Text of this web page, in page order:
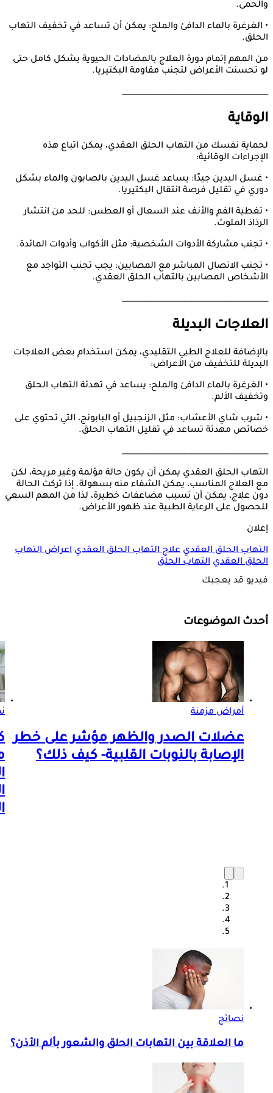
والحمى.
• الغرغرة بالماء الدافئ والملح: يمكن أن تساعد في تخفيف التهاب
الحلق.
من المهم إتمام دورة العلاج بالمضادات الحيوية بشكل كامل حتى
لو تحسنت الأعراض لتجنب مقاومة البكتيريا.
________________________________________
الوقاية
لحماية نفسك من التهاب الحلق العقدي، يمكن اتباع هذه
الإجراءات الوقائية:
• غسل اليدين جيدًا: يساعد غسل اليدين بالصابون والماء بشكل
دوري في تقليل فرصة انتقال البكتيريا.
• تغطية الفم والأنف عند السعال أو العطس: للحد من انتشار
الرذاذ الملوث.
• تجنب مشاركة الأدوات الشخصية: مثل الأكواب وأدوات المائدة.
• تجنب الاتصال المباشر مع المصابين: يجب تجنب التواجد مع
الأشخاص المصابين بالتهاب الحلق العقدي.
________________________________________
العلاجات البديلة
بالإضافة للعلاج الطبي التقليدي، يمكن استخدام بعض العلاجات
البديلة للتخفيف من الأعراض:
• الغرغرة بالماء الدافئ والملح: يساعد في تهدئة التهاب الحلق
وتخفيف الألم.
• شرب شاي الأعشاب: مثل الزنجبيل أو البابونج، التي تحتوي على
خصائص مهدئة تساعد في تقليل التهاب الحلق.
________________________________________
التهاب الحلق العقدي يمكن أن يكون حالة مؤلمة وغير مريحة، لكن
مع العلاج المناسب، يمكن الشفاء منه بسهولة. إذا تركت الحالة
دون علاج، يمكن أن تسبب مضاعفات خطيرة، لذا من المهم السعي
للحصول على الرعاية الطبية عند ظهور الأعراض.
إعلان
التهاب الحلق العقدي علاج التهاب الحلق العقدي اعراض التهاب
الحلق العقدي التهاب الحلق
فيديو قد يعجبك
أحدث الموضوعات
أمراض مزمنة
عضلات الصدر والظهر مؤشر على خطر
الإصابة بالنوبات القلبية- كيف ذلك؟
نصائح
ما العلاقة بين التهابات الحلق والشعور بألم الأذن؟